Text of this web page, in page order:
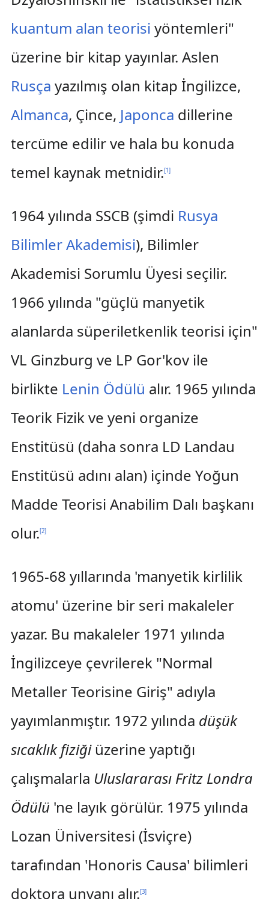
kuantum alan teorisi yöntemleri"
üzerine bir kitap yayınlar. Aslen
Rusça yazılmış olan kitap İngilizce,
Almanca, Çince, Japonca dillerine
tercüme edilir ve hala bu konuda
temel kaynak metnidir.[1]
1964 yılında SSCB (şimdi Rusya
Bilimler Akademisi), Bilimler
Akademisi Sorumlu Üyesi seçilir.
1966 yılında "güçlü manyetik
alanlarda süperiletkenlik teorisi için"
VL Ginzburg ve LP Gor'kov ile
birlikte Lenin Ödülü alır. 1965 yılında
Teorik Fizik ve yeni organize
Enstitüsü (daha sonra LD Landau
Enstitüsü adını alan) içinde Yoğun
Madde Teorisi Anabilim Dalı başkanı
olur.[2]
1965-68 yıllarında 'manyetik kirlilik
atomu' üzerine bir seri makaleler
yazar. Bu makaleler 1971 yılında
İngilizceye çevrilerek "Normal
Metaller Teorisine Giriş" adıyla
yayımlanmıştır. 1972 yılında düşük
sıcaklık fiziğiüzerine yaptığı
çalışmalarla Uluslararası Fritz Londra
Ödülü 'ne layık görülür. 1975 yılında
Lozan Üniversitesi (İsviçre)
tarafından 'Honoris Causa' bilimleri
doktora unvanı alır.[3]